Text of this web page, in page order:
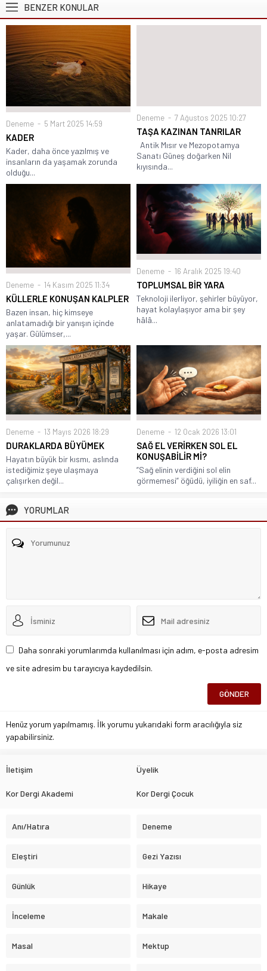
BENZER KONULAR
Deneme 5 Mart 2025 14:59
KADER
Kader, daha önce yazılmış ve
insanların da yaşamak zorunda
olduğu...
Deneme 7 Ağustos 2025 10:27
TAŞA KAZINAN TANRILAR
Antik Mısır ve Mezopotamya
Sanatı Güneş doğarken Nil
kıyısında...
Deneme 14 Kasım 2025 11:34
KÜLLERLE KONUŞAN KALPLER
Bazen insan, hiç kimseye
anlatamadığı bir yanışın içinde
yaşar. Gülümser,...
Deneme 16 Aralık 2025 19:40
TOPLUMSAL BİR YARA
Teknoloji ilerliyor, şehirler büyüyor,
hayat kolaylaşıyor ama bir şey
hâlâ...
Deneme 13 Mayıs 2026 18:29
DURAKLARDA BÜYÜMEK
Hayatın büyük bir kısmı, aslında
istediğimiz şeye ulaşmaya
çalışırken değil...
Deneme 12 Ocak 2026 13:01
SAĞ EL VERİRKEN SOL EL
KONUŞABİLİR Mİ?
”Sağ elinin verdiğini sol elin
görmemesi” öğüdü, iyiliğin en saf...
YORUMLAR
Daha sonraki yorumlarımda kullanılması için adım, e-posta adresim
ve site adresim bu tarayıcıya kaydedilsin.
Henüz yorum yapılmamış. İlk yorumu yukarıdaki form aracılığıyla siz
yapabilirsiniz.
İletişim Üyelik
Kor Dergi Akademi Kor Dergi Çocuk
Anı/Hatıra Deneme
Eleştiri Gezi Yazısı
Günlük Hikaye
İnceleme Makale
Masal Mektup